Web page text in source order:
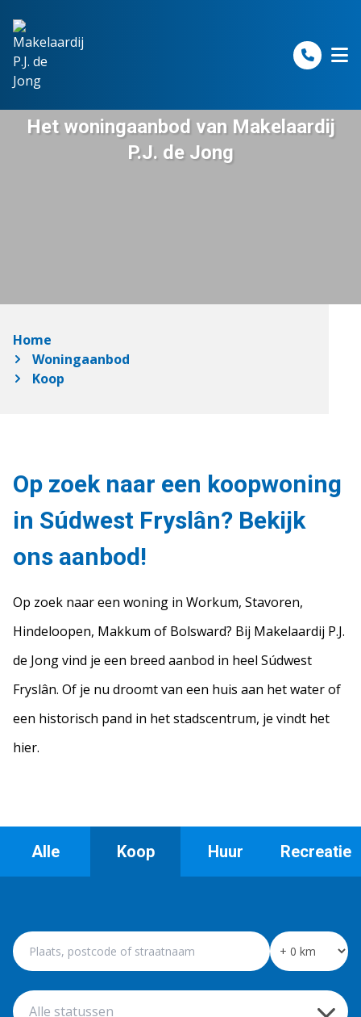
Het woningaanbod van Makelaardij
P.J. de Jong
Home
Woningaanbod
Koop
Op zoek naar een koopwoning
in Súdwest Fryslân? Bekijk
ons aanbod!
Op zoek naar een woning in Workum, Stavoren,
Hindeloopen, Makkum of Bolsward? Bij Makelaardij P.J.
de Jong vind je een breed aanbod in heel Súdwest
Fryslân. Of je nu droomt van een huis aan het water of
een historisch pand in het stadscentrum, je vindt het
hier.
Alle Koop Huur Recreatie